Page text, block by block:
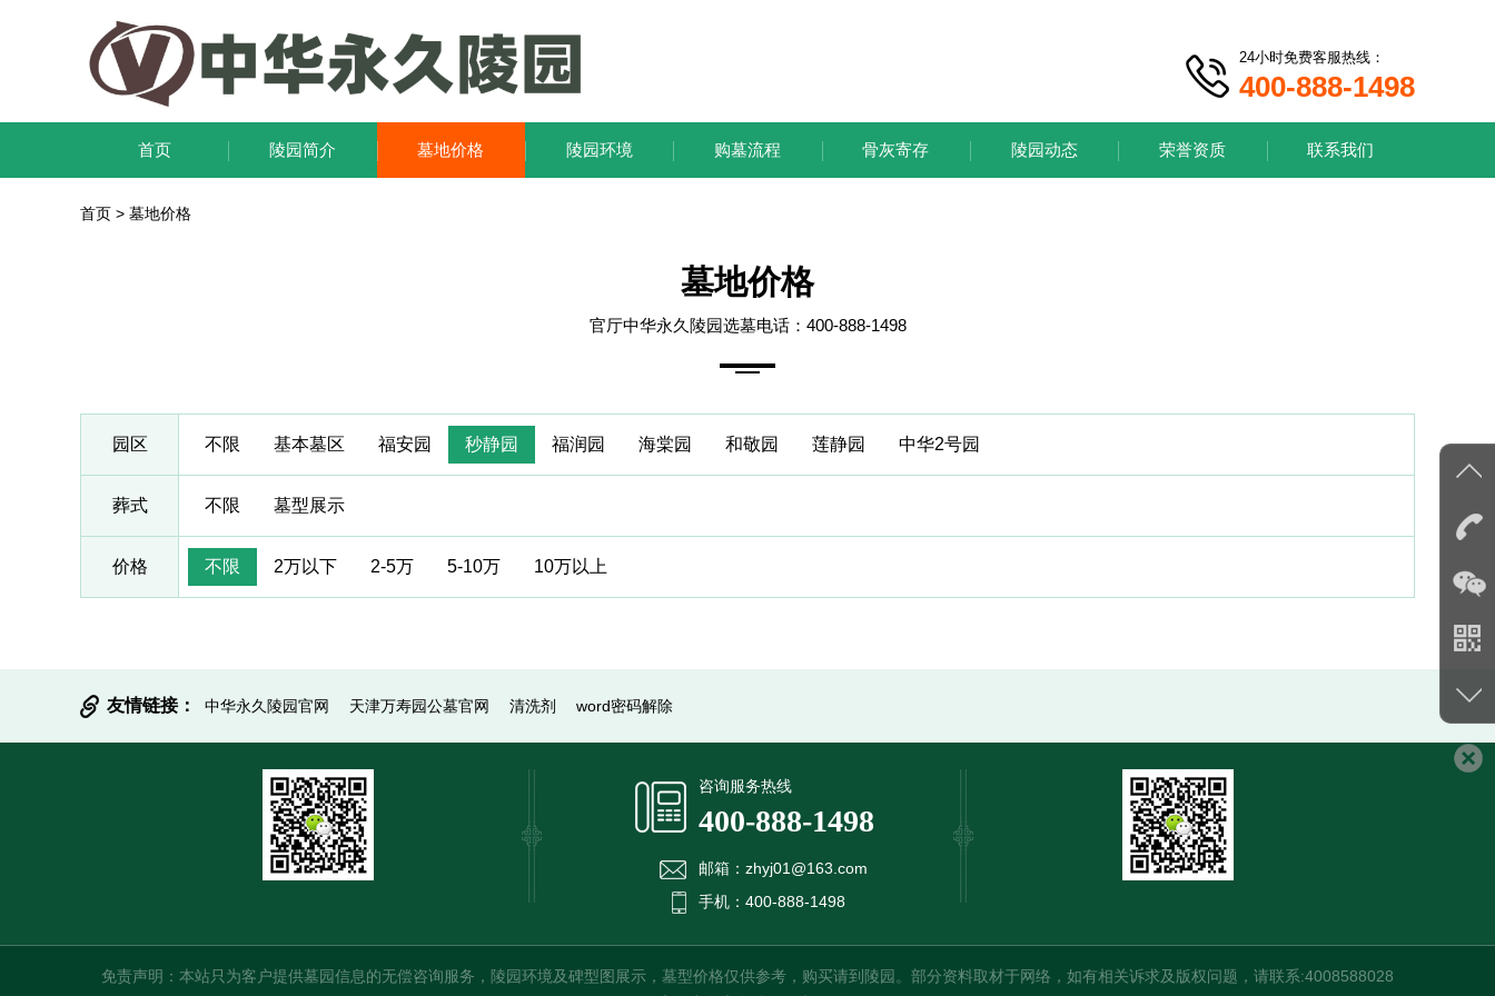
24小时免费客服热线：
400-888-1498
首页 陵园简介 墓地价格 陵园环境 购墓流程 骨灰寄存 陵园动态 荣誉资质 联系我们
首页 > 墓地价格
墓地价格
官厅中华永久陵园选墓电话：400-888-1498
园区 不限 基本墓区 福安园 秒静园 福润园 海棠园 和敬园 莲静园 中华2号园
葬式 不限 墓型展示
价格 不限 2万以下 2-5万 5-10万 10万以上
友情链接： 中华永久陵园官网 天津万寿园公墓官网 清洗剂 word密码解除
咨询服务热线
400-888-1498
邮箱：zhyj01@163.com
手机：400-888-1498
免责声明：本站只为客户提供墓园信息的无偿咨询服务，陵园环境及碑型图展示，墓型价格仅供参考，购买请到陵园。部分资料取材于网络，如有相关诉求及版权问题，请联系:4008588028